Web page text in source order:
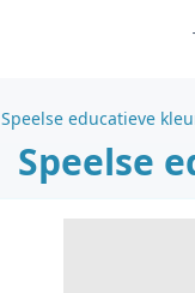
Speelse educatieve
Speelse